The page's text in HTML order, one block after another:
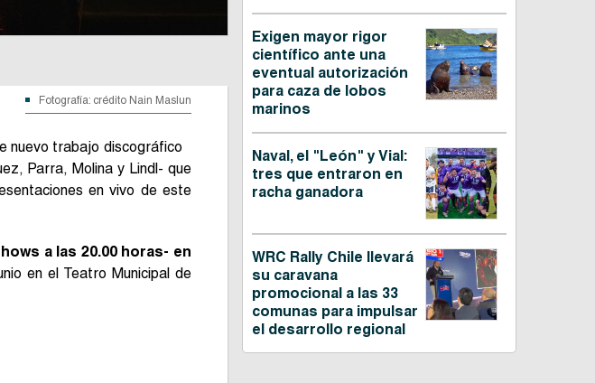
Fotografía: crédito Nain Maslun
nuevo trabajo discográfico
Parra, Molina y Lindl- que
en vivo de este
a las 20.00 horas- en
en el Teatro Municipal de
Exigen mayor rigor
científico ante una
eventual autorización
para caza de lobos
marinos
Naval, el "León" y Vial:
tres que entraron en
racha ganadora
WRC Rally Chile llevará
su caravana
promocional a las 33
comunas para impulsar
el desarrollo regional